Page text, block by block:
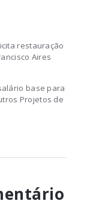
das
aprova
e